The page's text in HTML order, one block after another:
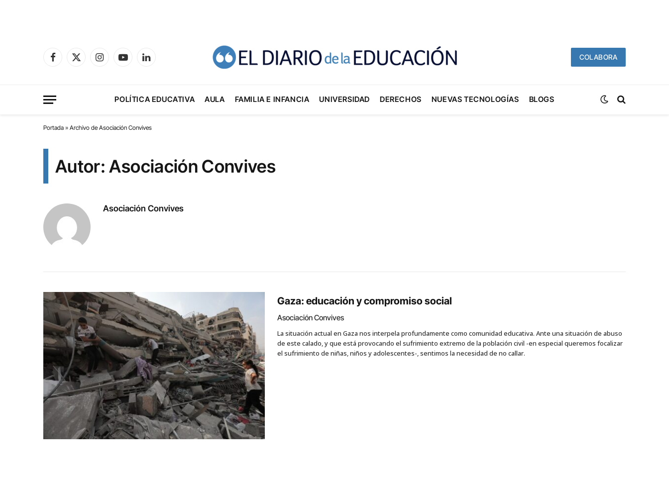
Facebook
X
InstagramYouTubeLinkedIn
COLABORA
POLÍTICA EDUCATIVA AULA FAMILIA E INFANCIA UNIVERSIDAD DERECHOS NUEVAS TECNOLOGÍAS BLOGS
Portada » Archivo de Asociación Convives
Autor: Asociación Convives
Asociación Convives
Gaza: educación y compromiso social
Asociación Convives
La situación actual en Gaza nos interpela profundamente como comunidad educativa. Ante una situación de abuso
de este calado, y que está provocando el sufrimiento extremo de la población civil -en especial queremos focalizar
el sufrimiento de niñas, niños y adolescentes-, sentimos la necesidad de no callar.